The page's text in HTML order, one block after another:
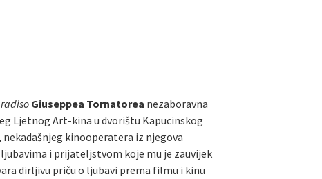
Giuseppea Tornatorea nezaboravna
Ljetnog Art-kina u dvorištu Kapucinskog
nekadašnjeg kinooperatera iz njegova
i prijateljstvom koje mu je zauvijek
dirljivu priču o ljubavi prema filmu i kinu